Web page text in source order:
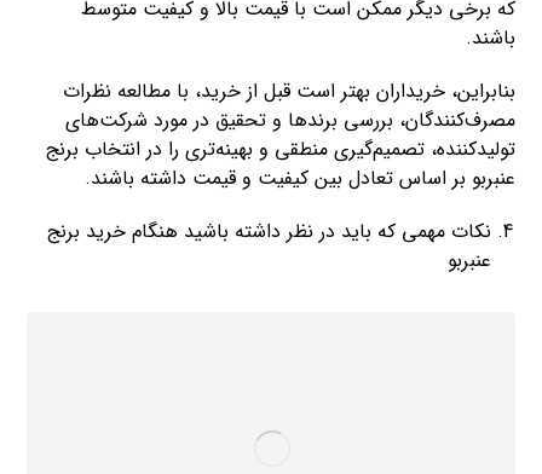
که برخی دیگر ممکن است با قیمت بالا و کیفیت متوسط
باشند.
بنابراین، خریداران بهتر است قبل از خرید، با مطالعه نظرات
مصرف‌کنندگان، بررسی برند‌ها و تحقیق در مورد شرکت‌های
تولیدکننده، تصمیم‌گیری منطقی و بهینه‌تری را در انتخاب برنج
عنبربو بر اساس تعادل بین کیفیت و قیمت داشته باشند.
نکات مهمی که باید در نظر داشته باشید هنگام خرید برنج
عنبربو